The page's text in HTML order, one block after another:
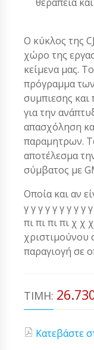
Ο κύκλος της
χώρο της
κείμενα μας.
πρόγραμμα
συμπιεσης
για την
απασχόληση
παραμητρων.
αποτέλεσμα
σύμβατος με
Οποία και αν
γ γ γ γ γ γ γ γ
πι πι πι πι χ χ
χριστιμούνου
παραγιογή σε
ΤΙΜΉ:
Κατεβάστε